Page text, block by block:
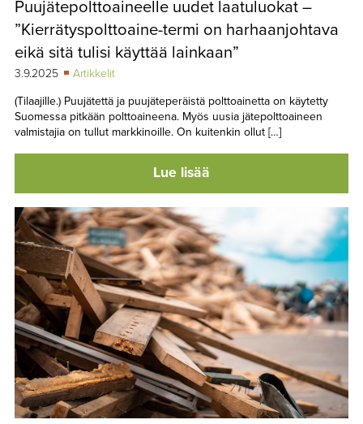
TAPAHTUMAT
YHTEYSTIEDOT
Puujätepolttoaineelle uudet laatuluokat –
”Kierrätyspolttoaine-termi on harhaanjohtava
eikä sitä tulisi käyttää lainkaan”
3.9.2025
Artikkelit
(Tilaajille.) Puujätettä ja puujäteperäistä polttoainetta on käytetty
Suomessa pitkään polttoaineena. Myös uusia jätepolttoaineen
valmistajia on tullut markkinoille. On kuitenkin ollut […]
Lue lisää